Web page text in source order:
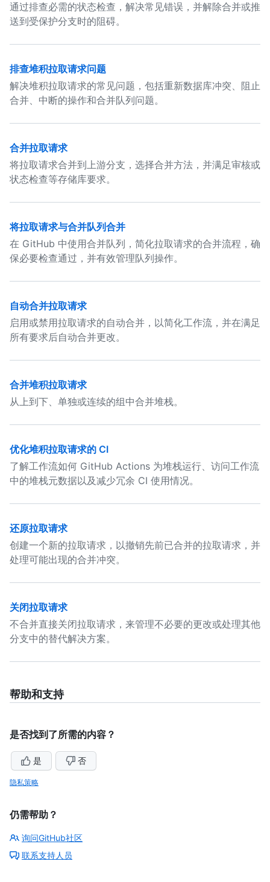
通过排查必需的状态检查，解决常见错误，并解除合并或推
送到受保护分支时的阻碍。
排查堆积拉取请求问题
解决堆积拉取请求的常见问题，包括重新数据库冲突、阻止
合并、中断的操作和合并队列问题。
合并拉取请求
将拉取请求合并到上游分支，选择合并方法，并满足审核或
状态检查等存储库要求。
将拉取请求与合并队列合并
在 GitHub 中使用合并队列，简化拉取请求的合并流程，确
保必要检查通过，并有效管理队列操作。
自动合并拉取请求
启用或禁用拉取请求的自动合并，以简化工作流，并在满足
所有要求后自动合并更改。
合并堆积拉取请求
从上到下、单独或连续的组中合并堆栈。
优化堆积拉取请求的 CI
了解工作流如何 GitHub Actions 为堆栈运行、访问工作流
中的堆栈元数据以及减少冗余 CI 使用情况。
还原拉取请求
创建一个新的拉取请求，以撤销先前已合并的拉取请求，并
处理可能出现的合并冲突。
关闭拉取请求
不合并直接关闭拉取请求，来管理不必要的更改或处理其他
分支中的替代解决方案。
帮助和支持
是否找到了所需的内容？
是 否
隐私策略
仍需帮助？
询问GitHub社区
联系支持人员